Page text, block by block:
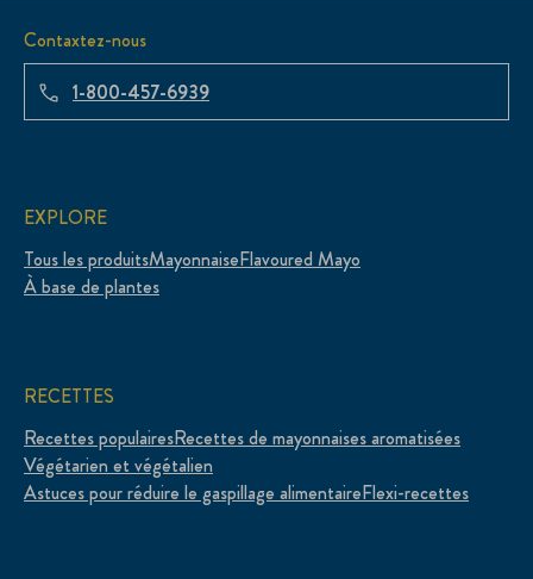
Contaxtez-nous
1-800-457-6939
EXPLORE
Tous les produitsMayonnaiseFlavoured Mayo
À base de plantes
RECETTES
Recettes populairesRecettes de mayonnaises aromatisées
Végétarien et végétalien
Astuces pour réduire le gaspillage alimentaireFlexi-recettes